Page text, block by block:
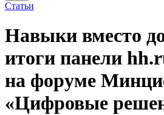
Статьи
Навыки вместо
итоги панели
на форуме
«Цифровые